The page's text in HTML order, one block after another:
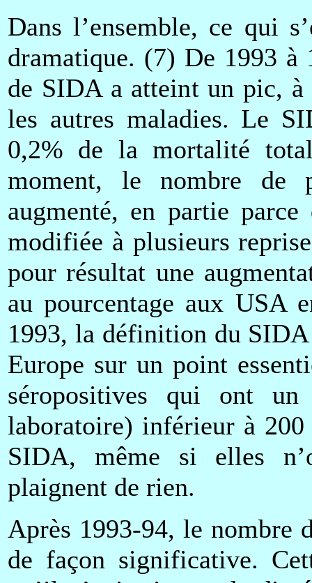
Dans l’ensemble, ce qui
dramatique. (7) De 1993 à
de SIDA a atteint un pic, à
les autres maladies. Le
0,2% de la mortalité
moment, le nombre de
augmenté, en partie
modifiée à plusieurs
pour résultat une
au pourcentage aux USA
1993, la définition du SIDA
Europe sur un point
séropositives qui ont
laboratoire) inférieur à 200
SIDA, même si elles
plaignent de rien.
Après 1993-94, le nombre
de façon significative.